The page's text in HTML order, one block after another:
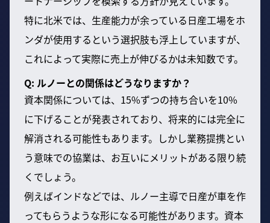
特に北米では、生産能力が余っている日産工場をホ
ンダが使用するという選択肢も浮上していますが、
これによって実際に売上が伸びるかは未知数です。
Q: ルノーとの関係はどうなりますか？
資本関係については、15%ずつの持ち合いを10%
に下げることが発表されており、将来的には完全に
解消される可能性もあります。しかし業務提携とい
う意味での協業は、お互いにメリットがある限り続
くでしょう。
例えばインドなどでは、ルノー主導で日産が車を作
ってもらうような形になる可能性があります。資本